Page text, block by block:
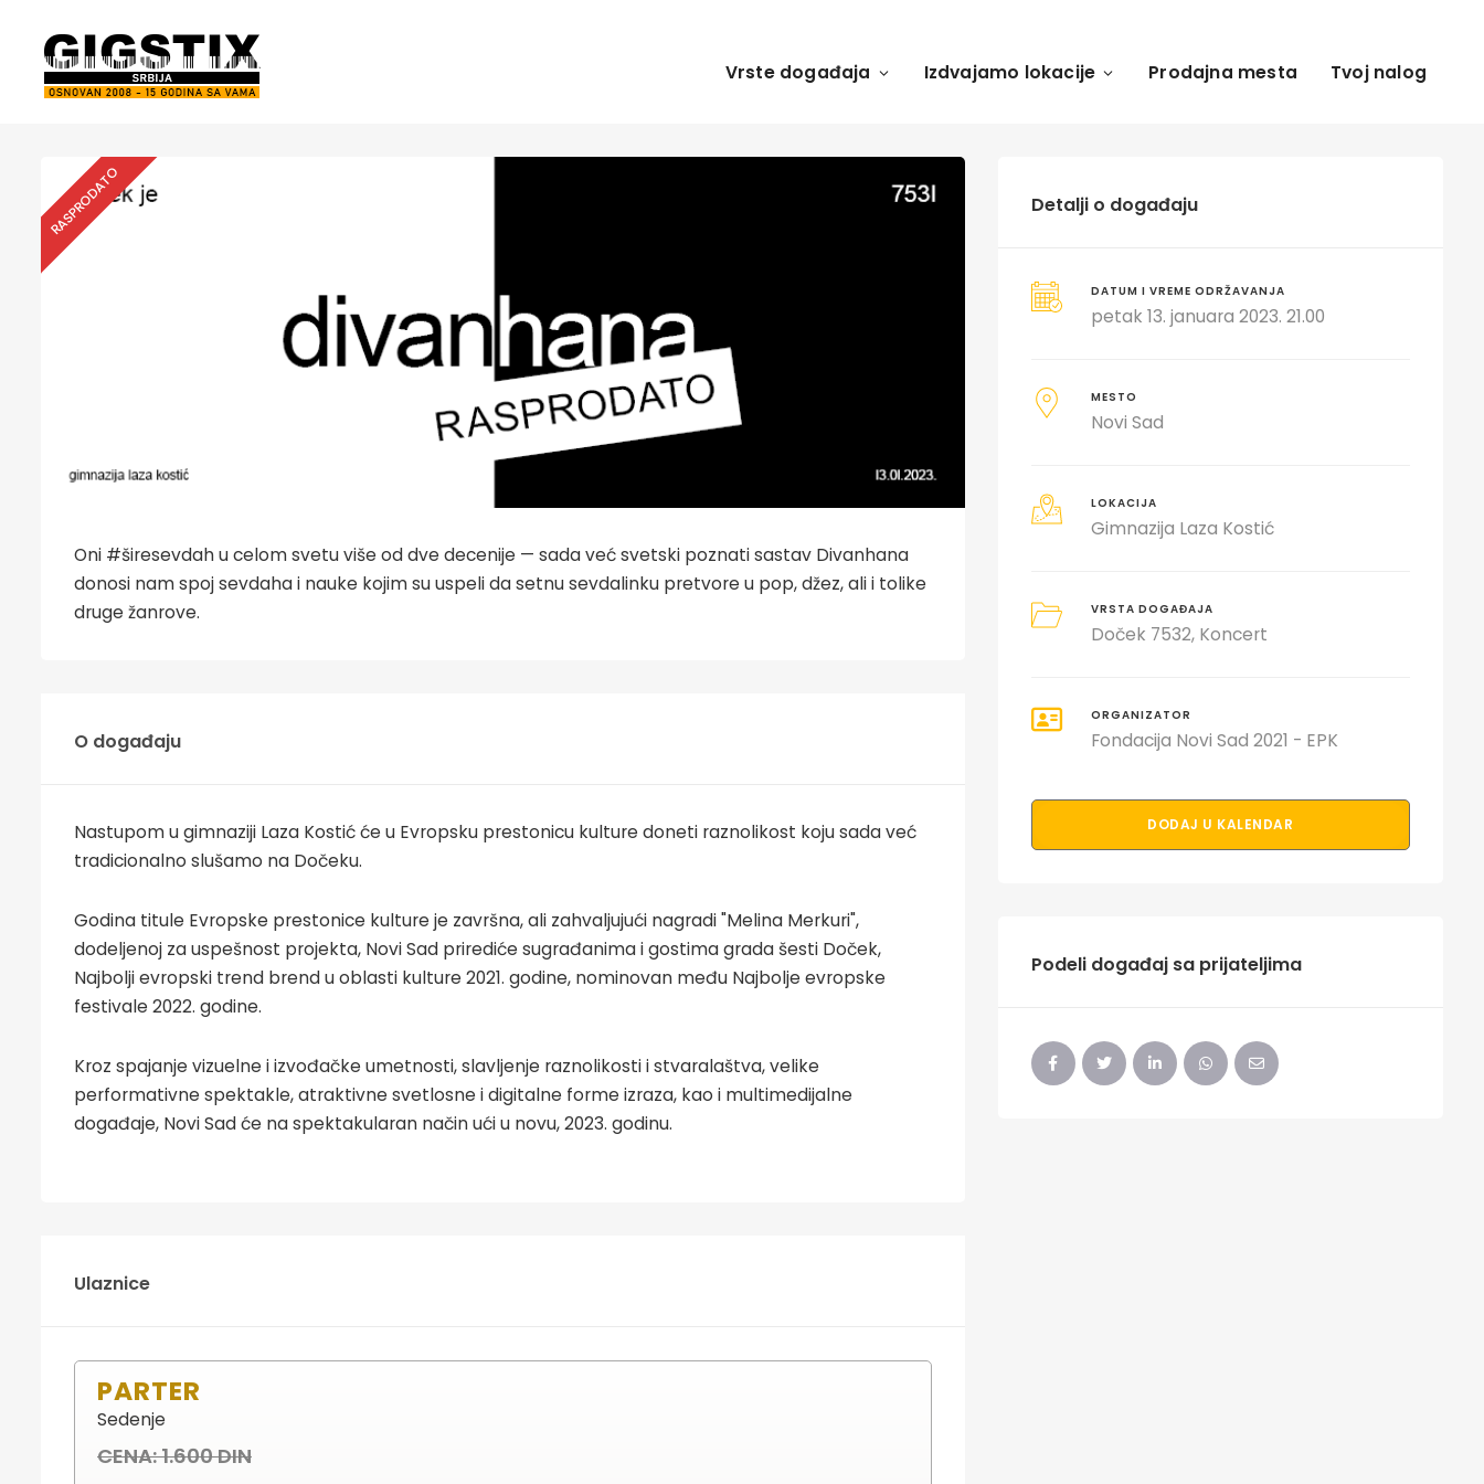
Vrste događaja Izdvajamo lokacije Prodajna mesta Tvoj nalog
RASPRODATO
Oni #širesevdah u celom svetu više od dve decenije — sada već svetski poznati sastav Divanhana
donosi nam spoj sevdaha i nauke kojim su uspeli da setnu sevdalinku pretvore u pop, džez, ali i tolike
druge žanrove.
O događaju
Nastupom u gimnaziji Laza Kostić će u Evropsku prestonicu kulture doneti raznolikost koju sada već
tradicionalno slušamo na Dočeku.
Godina titule Evropske prestonice kulture je završna, ali zahvaljujući nagradi "Melina Merkuri",
dodeljenoj za uspešnost projekta, Novi Sad prirediće sugrađanima i gostima grada šesti Doček,
Najbolji evropski trend brend u oblasti kulture 2021. godine, nominovan među Najbolje evropske
festivale 2022. godine.
Kroz spajanje vizuelne i izvođačke umetnosti, slavljenje raznolikosti i stvaralaštva, velike
performativne spektakle, atraktivne svetlosne i digitalne forme izraza, kao i multimedijalne
događaje, Novi Sad će na spektakularan način ući u novu, 2023. godinu.
Ulaznice
PARTER
Sedenje
CENA: 1.600 DIN
Detalji o događaju
DATUM I VREME ODRŽAVANJA
petak 13. januara 2023. 21.00
MESTO
Novi Sad
LOKACIJA
Gimnazija Laza Kostić
VRSTA DOGAĐAJA
Doček 7532 Koncert
ORGANIZATOR
Fondacija Novi Sad 2021 - EPK
DODAJ U KALENDAR
Podeli događaj sa prijateljima